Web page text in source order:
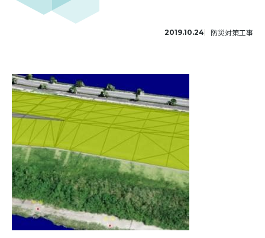
2019.10.24 防災対策工事